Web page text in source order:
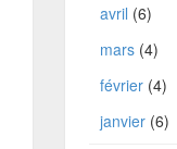
avril (6)
mars(4)
février(4)
janvier(6)